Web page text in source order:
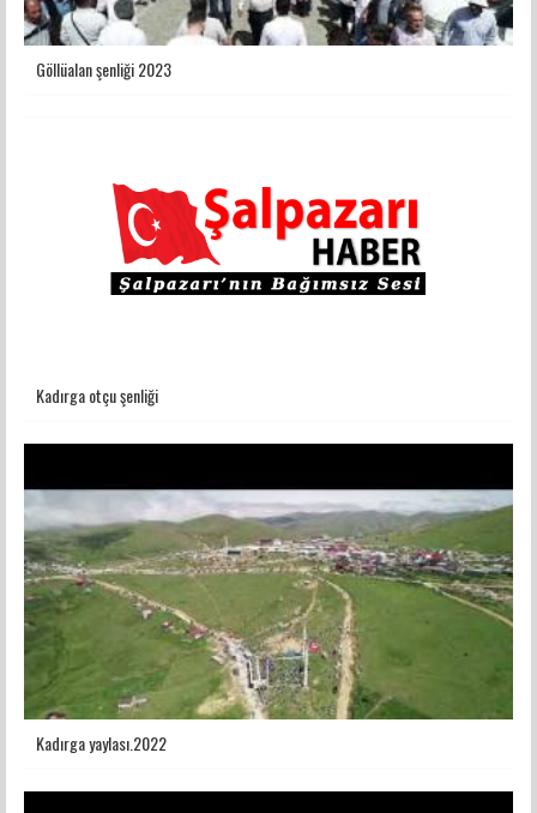
Göllüalan şenliği 2023
Kadırga otçu şenliği
Kadırga yaylası.2022